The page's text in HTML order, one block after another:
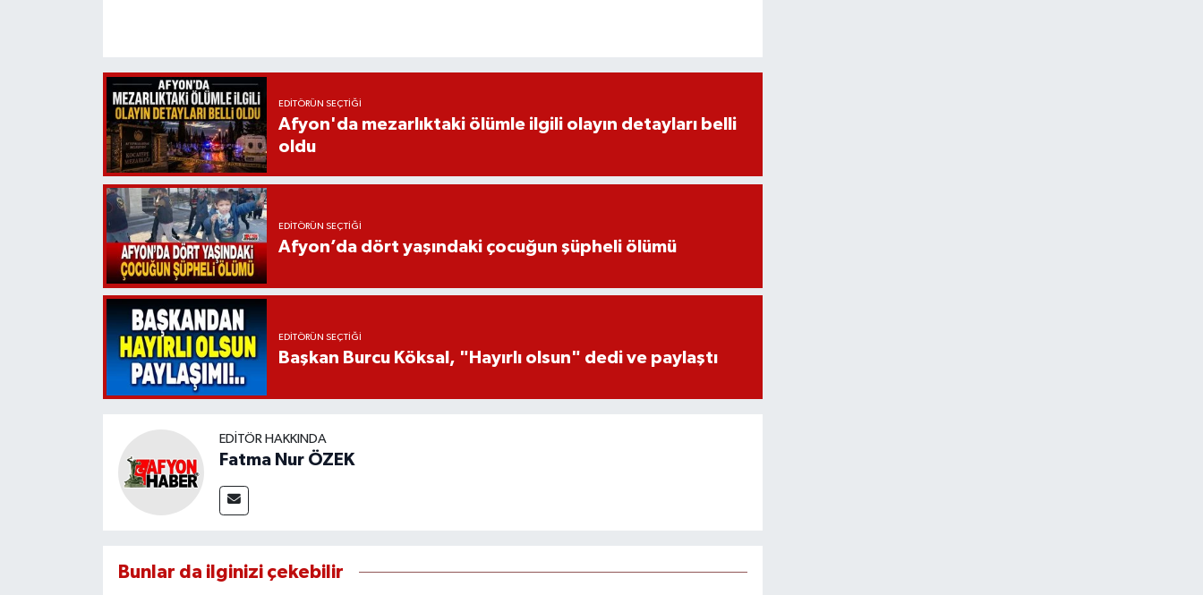
EDITÖRÜN SEÇTIĞI
Afyon'da mezarlıktaki ölümle ilgili olayın detayları belli
oldu
EDITÖRÜN SEÇTIĞI
Afyon’da dört yaşındaki çocuğun şüpheli ölümü
EDITÖRÜN SEÇTIĞI
Başkan Burcu Köksal, "Hayırlı olsun" dedi ve paylaştı
EDITÖR HAKKINDA
Fatma Nur ÖZEK
Bunlar da ilginizi çekebilir